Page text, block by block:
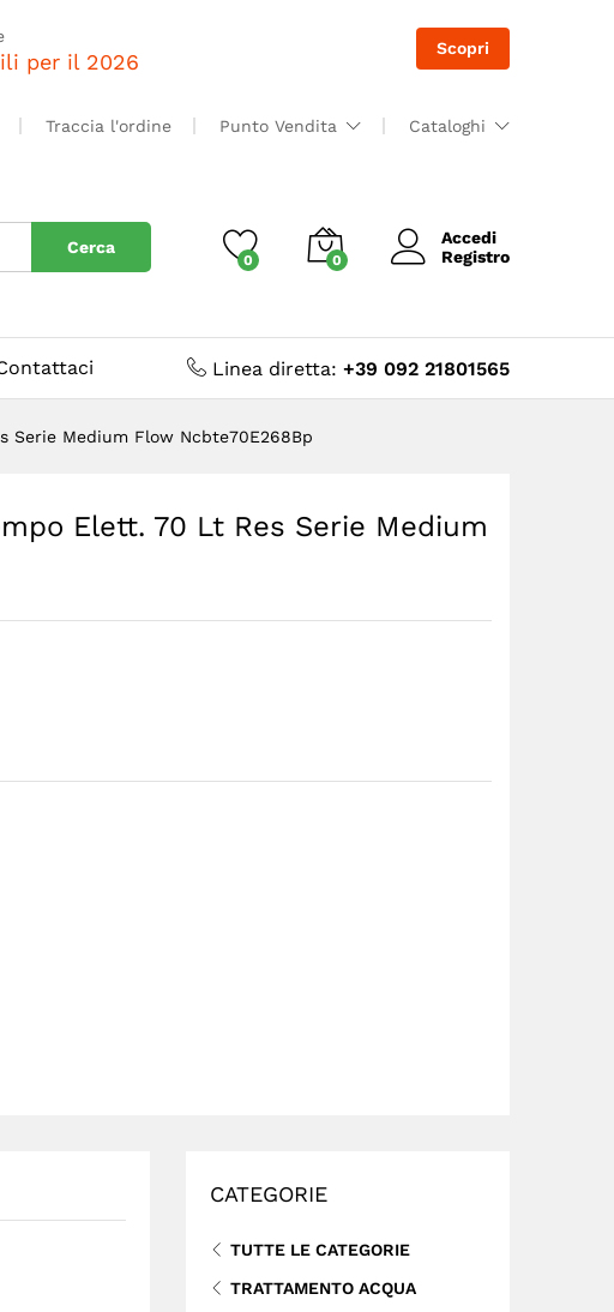
per il 2026
Scopri
Traccia l'ordine Punto Vendita Cataloghi
Cerca
0 0
Accedi
Registro
Linea diretta: +39 092 21801565
Serie Medium Flow Ncbte70E268Bp
Elett. 70 Lt Res Serie Medium
CATEGORIE
TUTTE LE CATEGORIE
TRATTAMENTO ACQUA